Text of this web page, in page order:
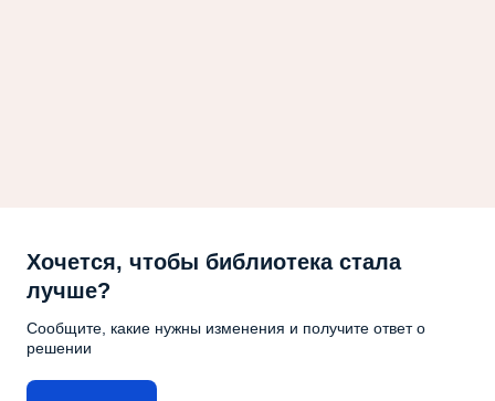
Хочется, чтобы библиотека стала
лучше?
Сообщите, какие нужны изменения и получите ответ о
решении